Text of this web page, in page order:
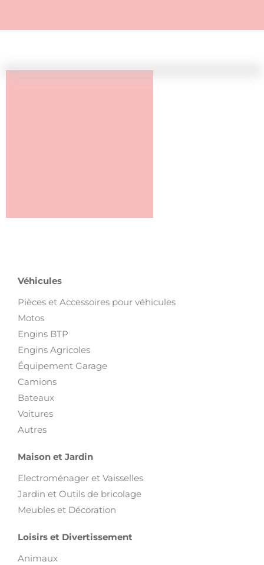
Véhicules
Pièces et Accessoires pour véhicules
Motos
Engins BTP
Engins Agricoles
Équipement Garage
Camions
Bateaux
Voitures
Autres
Maison et Jardin
Electroménager et Vaisselles
Jardin et Outils de bricolage
Meubles et Décoration
Loisirs et Divertissement
Animaux